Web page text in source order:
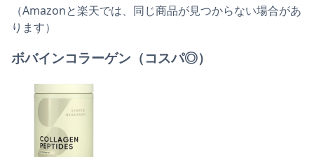
（Amazonと楽天では、同じ商品が見つからない場合があ
ります）
ボバインコラーゲン（コスパ◎）
Sports Research コラーゲンペプチドの商品ページへ